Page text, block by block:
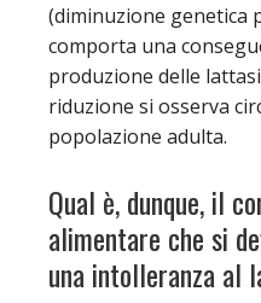
(diminuzione genetica
comporta una
produzione delle
riduzione si osserva
popolazione adulta.
Qual è, dunque, il
alimentare che si
una intolleranza al